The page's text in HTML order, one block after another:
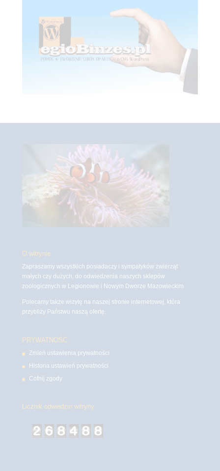
O witrynie
Zapraszamy wszystkich posiadaczy i sympatyków zwierząt
małych czy dużych, do odwiedzenia naszych sklepów
zoologicznych w Legionowie i Nowym Dworze Mazowieckim
Polecamy także wizytę na naszej stronie internetowej, która
przybliży Państwu naszą ofertę.
PRYWATNOŚĆ
Zmień ustawienia prywatności
Historia ustawień prywatności
Cofnij zgody
Licznik odwiedzin witryny